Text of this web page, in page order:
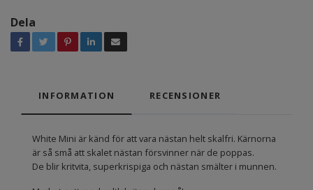
Dela
INFORMATION RECENSIONER
White Mini är känd för att vara nästan helt skalfri. Kärnorna
är så små att skalet nästan försvinner när de poppas.
De blir kritvita, superkrispiga och nästan smälter i munnen.